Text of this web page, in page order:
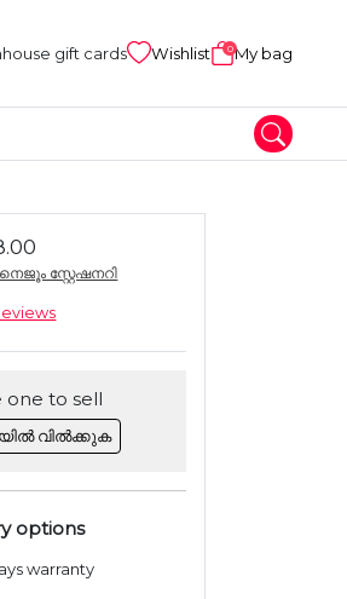
gift cards Wishlist 0My bag
നെജൂം സ്റ്റേഷനറി
one to sell
വിൽക്കുക
options
warranty